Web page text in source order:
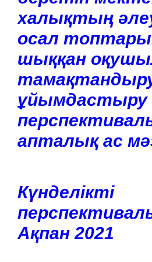
халықтың
осал
шыққан
ұйымдастыру
апталық ас
Күнделікті
Ақпан 2021